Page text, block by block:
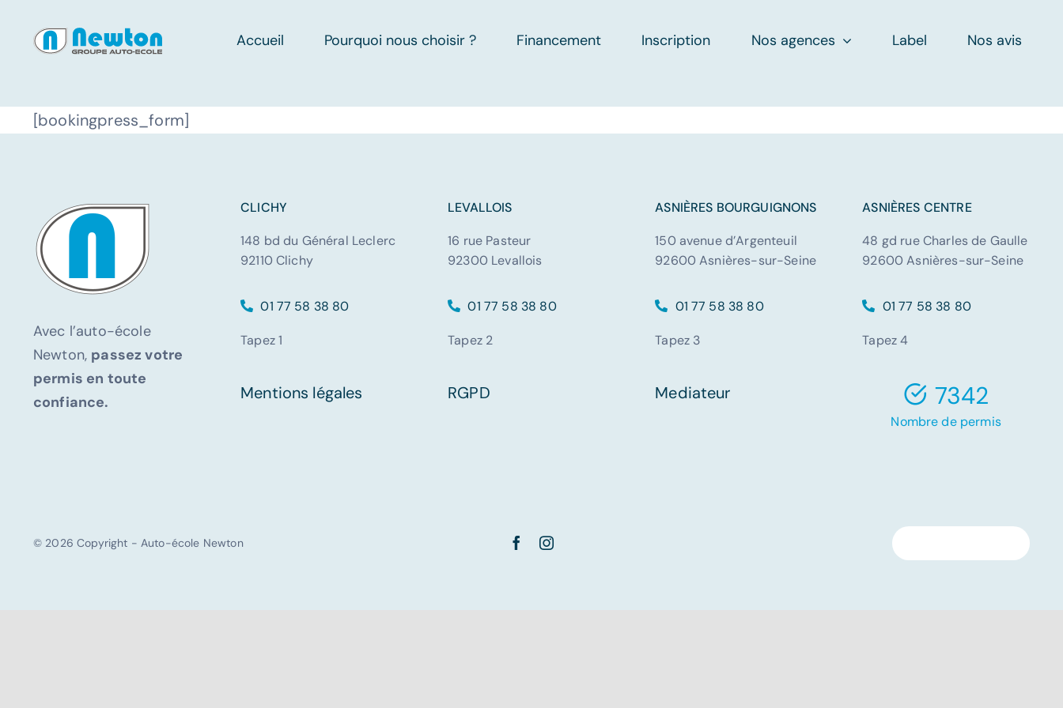
Accueil Pourquoi nous choisir ? Financement Inscription Nos agences Label Nos avis
[bookingpress_form]
Avec l’auto-école
Newton, passez votre
permis en toute
confiance.
CLICHY
148 bd du Général Leclerc
92110 Clichy
01 77 58 38 80
Tapez 1
Mentions légales
LEVALLOIS
16 rue Pasteur
92300 Levallois
01 77 58 38 80
Tapez 2
RGPD
ASNIÈRES BOURGUIGNONS
150 avenue d’Argenteuil
92600 Asnières-sur-Seine
01 77 58 38 80
Tapez 3
Mediateur
ASNIÈRES CENTRE
48 gd rue Charles de Gaulle
92600 Asnières-sur-Seine
01 77 58 38 80
Tapez 4
7342
Nombre de permis
© 2026 Copyright - Auto-école Newton